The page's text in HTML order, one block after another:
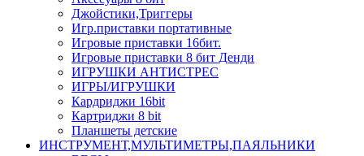
Джойстики,Триггеры
Игр.приставки портативные
Игровые приставки 16бит.
Игровые приставки 8 бит Денди
ИГРУШКИ АНТИСТРЕС
ИГРЫ/ИГРУШКИ
Кардриджи 16bit
Картриджи 8 bit
Планшеты детские
ИНСТРУМЕНТ,МУЛЬТИМЕТРЫ,ПАЯЛЬНИКИ